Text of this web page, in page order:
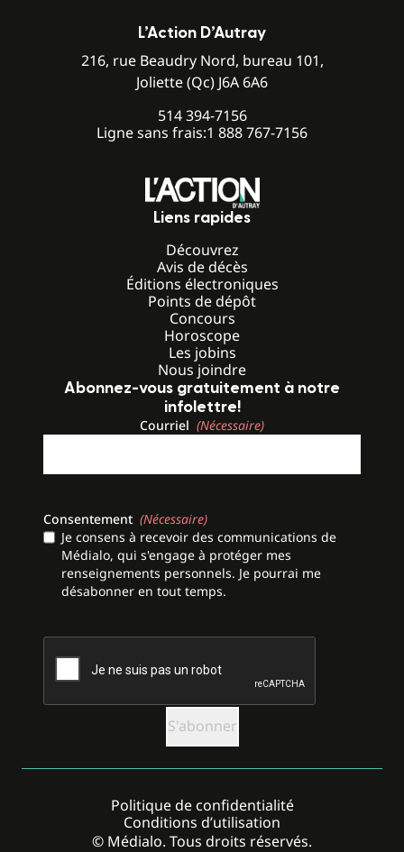
L’Action D’Autray
216, rue Beaudry Nord, bureau 101,
Joliette (Qc) J6A 6A6
514 394-7156
Ligne sans frais:1 888 767-7156
Liens rapides
Découvrez
Avis de décès
Éditions électroniques
Points de dépôt
Concours
Horoscope
Les jobins
Nous joindre
Abonnez-vous gratuitement à notre
infolettre!
Courriel (Nécessaire)
Consentement (Nécessaire)
Je consens à recevoir des communications de
Médialo, qui s'engage à protéger mes
renseignements personnels. Je pourrai me
désabonner en tout temps.
CAPTCHA
© Médialo. Tous droits réservés.
Politique de confidentialité
Conditions d’utilisation